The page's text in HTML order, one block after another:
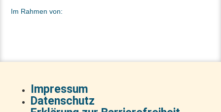
Im Rahmen von:
Impressum
Datenschutz